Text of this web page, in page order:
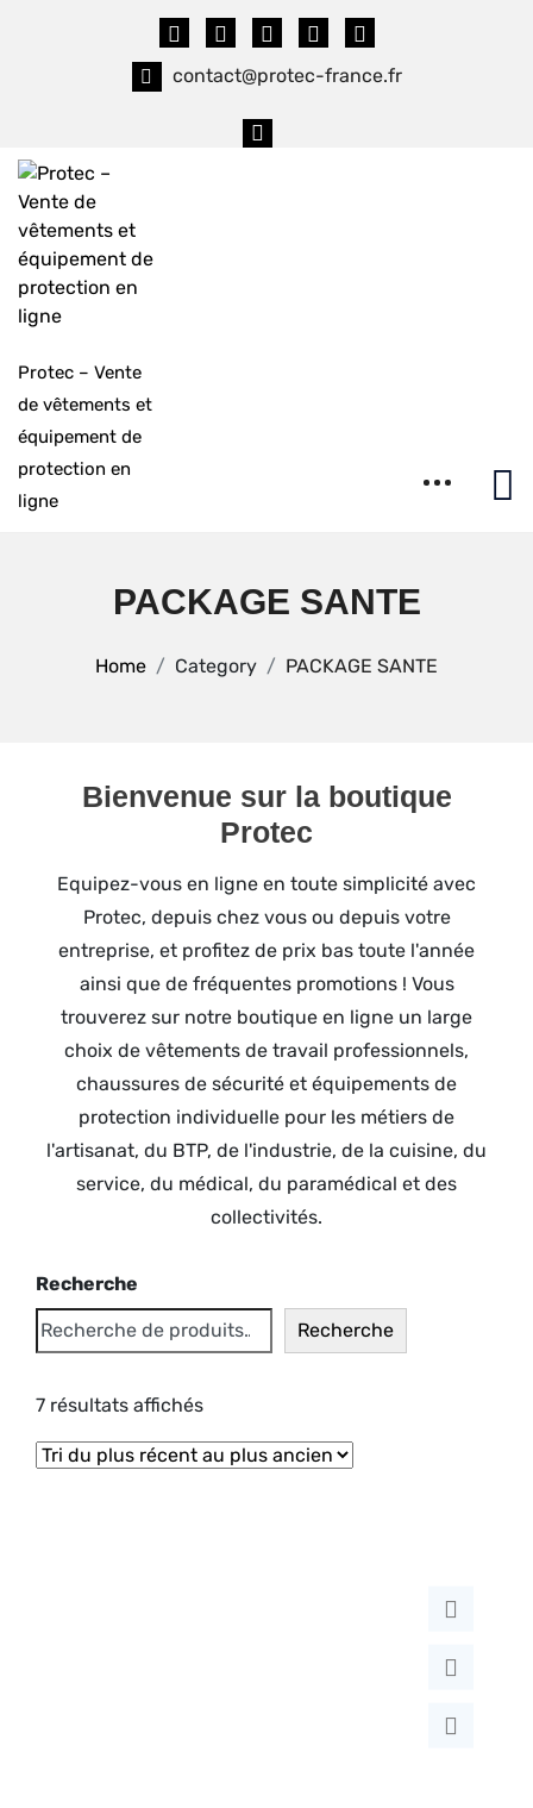
contact@protec-france.fr
Protec – Vente
de vêtements et
équipement de
protection en
ligne
PACKAGE SANTE
Home Category PACKAGE SANTE
Bienvenue sur la boutique
Protec
Equipez-vous en ligne en toute simplicité avec
Protec, depuis chez vous ou depuis votre
entreprise, et profitez de prix bas toute l'année
ainsi que de fréquentes promotions ! Vous
trouverez sur notre boutique en ligne un large
choix de vêtements de travail professionnels,
chaussures de sécurité et équipements de
protection individuelle pour les métiers de
l'artisanat, du BTP, de l'industrie, de la cuisine, du
service, du médical, du paramédical et des
collectivités.
Recherche
Recherche
7 résultats affichésTrié
du
plus